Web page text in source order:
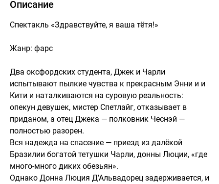
Описание
Спектакль «Здравствуйте, я ваша тётя!»
Жанр: фарс
Два оксфордских студента, Джек и Чарли
испытывают пылкие чувства к прекрасным Энни и и
Кити и наталкиваются на суровую реальность:
опекун девушек, мистер Спетлайг, отказывает в
приданом, а отец Джека — полковник Чеснэй —
полностью разорен.
Вся надежда на спасение — приезд из далёкой
Бразилии богатой тетушки Чарли, донны Люции, «где
много-много диких обезьян».
Однако Донна Люция Д’Альвадорец задерживается, и